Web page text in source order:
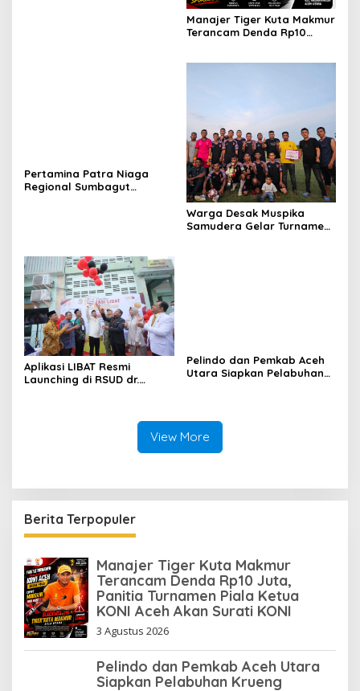
Manajer Tiger Kuta Makmur
Terancam Denda Rp10
Pertamina Patra Niaga
Regional Sumbagut
Warga Desak Muspika
Samudera Gelar Turnamen
Aplikasi LIBAT Resmi
Launching di RSUD dr.
Pelindo dan Pemkab Aceh
Utara Siapkan Pelabuhan
View More
Berita Terpopuler
Manajer Tiger Kuta Makmur
Terancam Denda Rp10 Juta,
Panitia Turnamen Piala Ketua
KONI Aceh Akan Surati KONI
3 Agustus 2026
Pelindo dan Pemkab Aceh Utara
Siapkan Pelabuhan Krueng